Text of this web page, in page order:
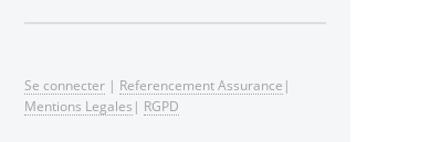
Se connecter | Referencement Assurance |
Mentions Legales | RGPD